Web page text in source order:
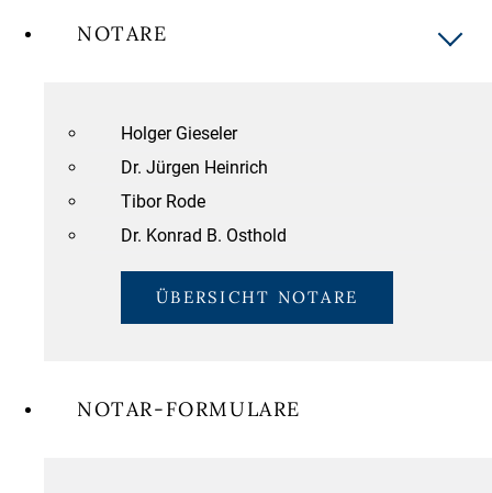
NOTARE
Holger Gieseler
Dr. Jürgen Heinrich
Tibor Rode
Dr. Konrad B. Osthold
ÜBERSICHT NOTARE
NOTAR-FORMULARE